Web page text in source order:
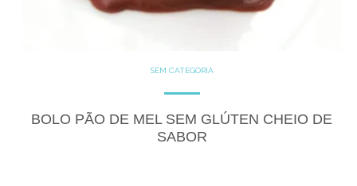
SEM CATEGORIA
BOLO PÃO DE MEL SEM GLÚTEN CHEIO DE
SABOR